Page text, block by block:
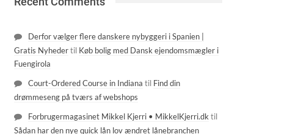
eller en frisør i nærheden af Trøjborg? Så besøg
Derfor vælger flere danskere nybyggeri i Spanien |
Gratis Nyhedertil Køb bolig med Dansk ejendomsmægler i
Fuengirola
Court-Ordered Course in Indiana til Find din
drømmeseng på tværs af webshops
Forbrugermagasinet Mikkel Kjerri • MikkelKjerri.dktil
Sådan har den nye quick lån lov ændret lånebranchen